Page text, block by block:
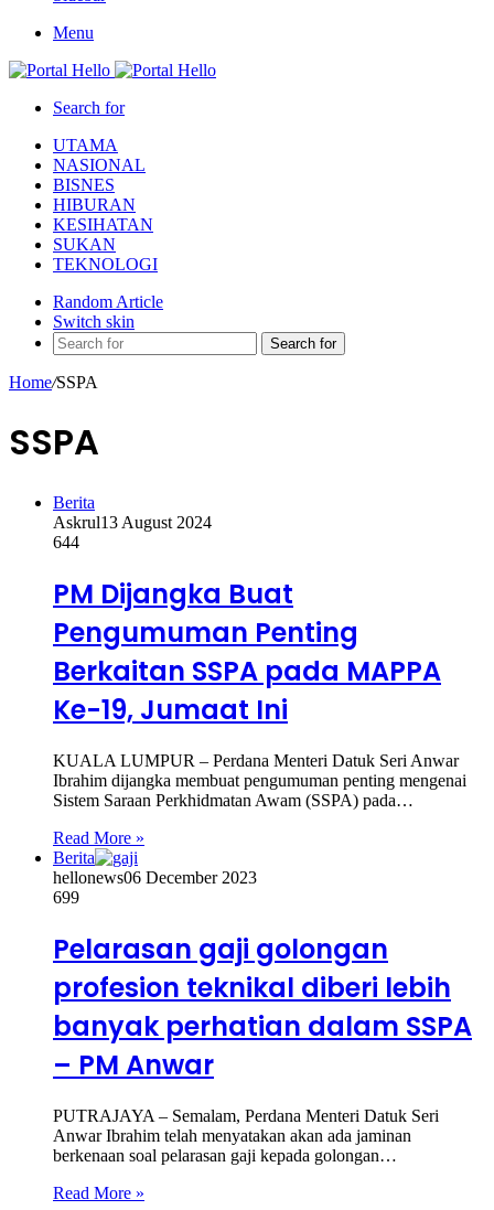
Menu
Search for
UTAMA
NASIONAL
BISNES
HIBURAN
KESIHATAN
SUKAN
TEKNOLOGI
Random Article
Switch skin
Search for
Home/SSPA
SSPA
Berita
Askrul13 August 2024
644
PM Dijangka Buat
Pengumuman Penting
Berkaitan SSPA pada MAPPA
Ke-19, Jumaat Ini
KUALA LUMPUR – Perdana Menteri Datuk Seri Anwar
Ibrahim dijangka membuat pengumuman penting mengenai
Sistem Saraan Perkhidmatan Awam (SSPA) pada…
Read More »
Berita
hellonews06 December 2023
699
Pelarasan gaji golongan
profesion teknikal diberi lebih
banyak perhatian dalam SSPA
– PM Anwar
PUTRAJAYA – Semalam, Perdana Menteri Datuk Seri
Anwar Ibrahim telah menyatakan akan ada jaminan
berkenaan soal pelarasan gaji kepada golongan…
Read More »